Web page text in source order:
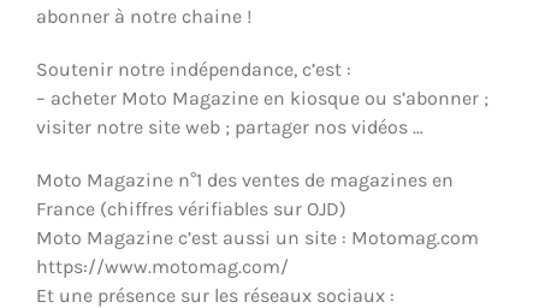
abonner à notre chaine !
Soutenir notre indépendance, c’est :
– acheter Moto Magazine en kiosque ou s’abonner ;
visiter notre site web ; partager nos vidéos …
Moto Magazine n°1 des ventes de magazines en
France (chiffres vérifiables sur OJD)
Moto Magazine c’est aussi un site : Motomag.com
https://www.motomag.com/
Et une présence sur les réseaux sociaux :